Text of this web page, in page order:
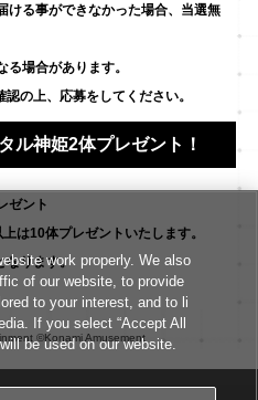
ける事ができなかった場合、当選無
場合があります。
の上、応募をしてください。
ル神姫2体プレゼント！
ゼント
は10体プレゼントいたします。
なります。
©Konami Amusement
work properly. We also
of our website, to provide
to your interest, and to li
If you select “Accept All
be used on our website.